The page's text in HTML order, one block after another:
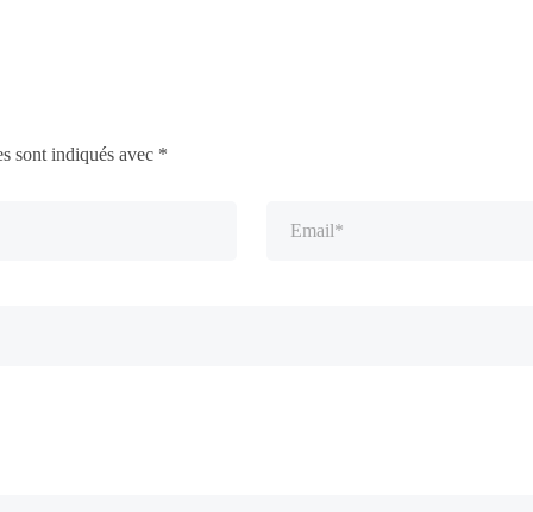
sont indiqués avec *